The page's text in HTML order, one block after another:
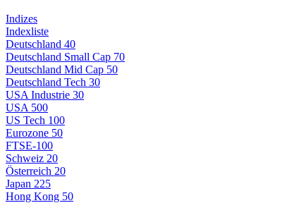
Indizes
Indexliste
Deutschland 40
Deutschland Small Cap 70
Deutschland Mid Cap 50
Deutschland Tech 30
USA Industrie 30
USA 500
US Tech 100
Eurozone 50
FTSE-100
Schweiz 20
Österreich 20
Japan 225
Hong Kong 50